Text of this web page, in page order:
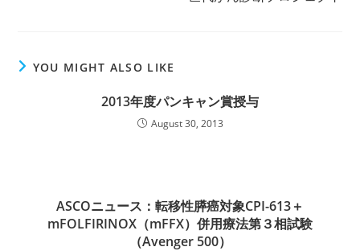
YOU MIGHT ALSO LIKE
2013年度パンキャン賞授与
August 30, 2013
ASCOニュース：転移性膵癌対象CPI-613＋
mFOLFIRINOX（mFFX）併用療法第３相試験
（Avenger 500）